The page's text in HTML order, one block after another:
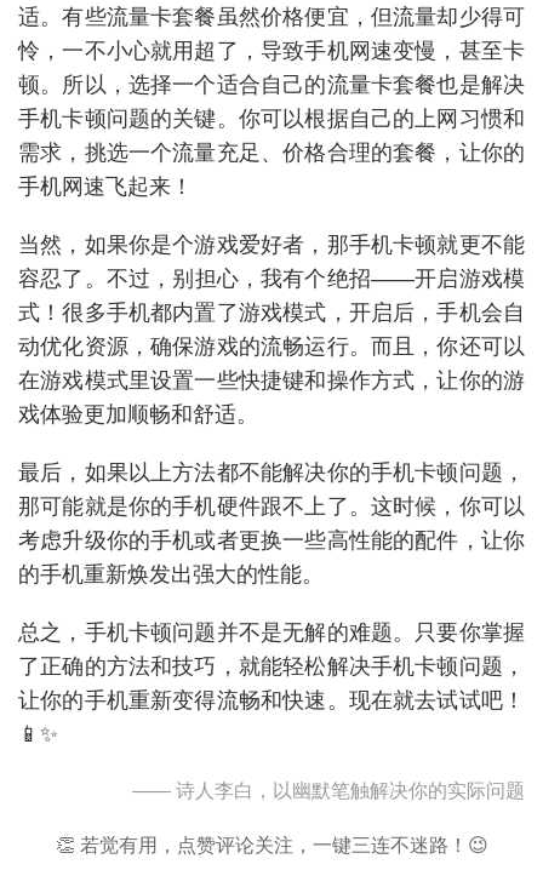
首
页
号
卡
科
防
诈
识
行
业
登录 注册
适。有些流量卡套餐虽然价格便宜，但流量却少得可
怜，一不小心就用超了，导致手机网速变慢，甚至卡
顿。所以，选择一个适合自己的流量卡套餐也是解决
手机卡顿问题的关键。你可以根据自己的上网习惯和
需求，挑选一个流量充足、价格合理的套餐，让你的
手机网速飞起来！
当然，如果你是个游戏爱好者，那手机卡顿就更不能
容忍了。不过，别担心，我有个绝招——开启游戏模
式！很多手机都内置了游戏模式，开启后，手机会自
动优化资源，确保游戏的流畅运行。而且，你还可以
在游戏模式里设置一些快捷键和操作方式，让你的游
戏体验更加顺畅和舒适。
最后，如果以上方法都不能解决你的手机卡顿问题，
那可能就是你的手机硬件跟不上了。这时候，你可以
考虑升级你的手机或者更换一些高性能的配件，让你
的手机重新焕发出强大的性能。
总之，手机卡顿问题并不是无解的难题。只要你掌握
了正确的方法和技巧，就能轻松解决手机卡顿问题，
让你的手机重新变得流畅和快速。现在就去试试吧！
📱✨
—— 诗人李白，以幽默笔触解决你的实际问题
👏 若觉有用，点赞评论关注，一键三连不迷路！😉